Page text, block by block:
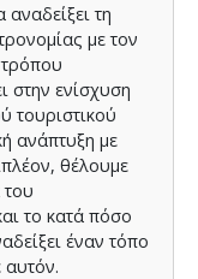
τη
με τον
στην ενίσχυση
τουριστικού
ανάπτυξη με
θέλουμε
το κατά πόσο
έναν τόπο
αυτόν.